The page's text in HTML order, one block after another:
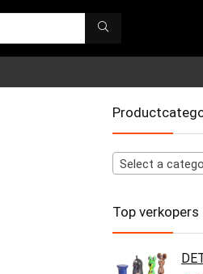
Select a
Top verkopers